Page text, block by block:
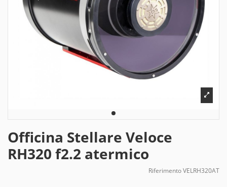
Officina Stellare Veloce
RH320 f2.2 atermico
RiferimentoVELRH320AT